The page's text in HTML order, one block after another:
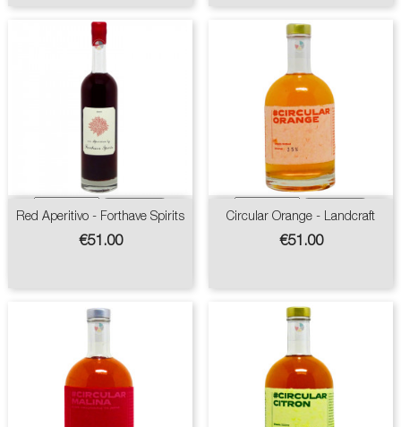
Red Aperitivo - Forthave Spirits
Price
€51.00
Circular Orange - Landcraft
Price
€51.00